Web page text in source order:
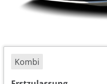
Kombi